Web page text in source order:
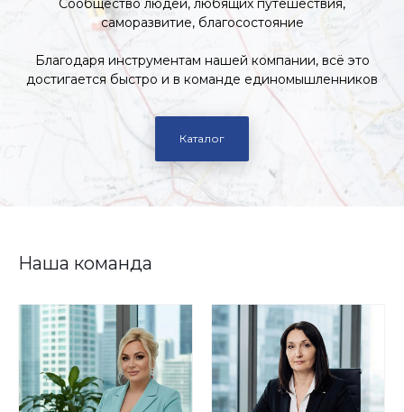
Сообщество людей, любящих путешествия,
саморазвитие, благосостояние
Благодаря инструментам нашей компании, всё это
достигается быстро и в команде единомышленников
Каталог
Наша команда